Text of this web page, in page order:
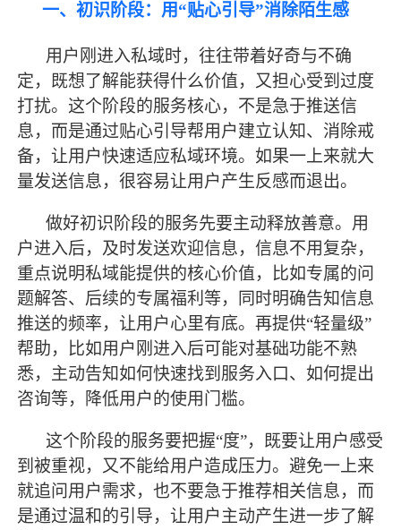
一、初识阶段：用“贴心引导”消除陌生感
用户刚进入私域时，往往带着好奇与不确
定，既想了解能获得什么价值，又担心受到过度
打扰。这个阶段的服务核心，不是急于推送信
息，而是通过贴心引导帮用户建立认知、消除戒
备，让用户快速适应私域环境。如果一上来就大
量发送信息，很容易让用户产生反感而退出。
做好初识阶段的服务先要主动释放善意。用
户进入后，及时发送欢迎信息，信息不用复杂，
重点说明私域能提供的核心价值，比如专属的问
题解答、后续的专属福利等，同时明确告知信息
推送的频率，让用户心里有底。再提供“轻量级”
帮助，比如用户刚进入后可能对基础功能不熟
悉，主动告知如何快速找到服务入口、如何提出
咨询等，降低用户的使用门槛。
这个阶段的服务要把握“度”，既要让用户感受
到被重视，又不能给用户造成压力。避免一上来
就追问用户需求，也不要急于推荐相关信息，而
是通过温和的引导，让用户主动产生进一步了解